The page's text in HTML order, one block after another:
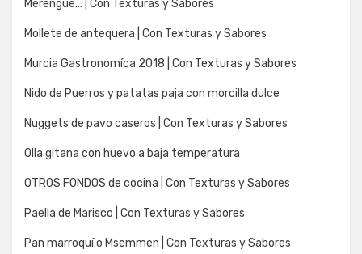
Merengue… | Con Texturas y Sabores
Mollete de antequera | Con Texturas y Sabores
Murcia Gastronomíca 2018 | Con Texturas y Sabores
Nido de Puerros y patatas paja con morcilla dulce
Nuggets de pavo caseros | Con Texturas y Sabores
Olla gitana con huevo a baja temperatura
OTROS FONDOS de cocina | Con Texturas y Sabores
Paella de Marisco | Con Texturas y Sabores
Pan marroquí o Msemmen | Con Texturas y Sabores